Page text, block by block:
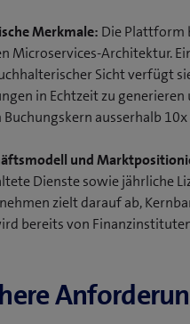
Merkmale: Die Plattform
Microservices-Architektur.
Sicht verfügt
in Echtzeit zu
Buchungskern ausserhalb
und
Dienste sowie jährliche
zielt darauf ab,
bereits von